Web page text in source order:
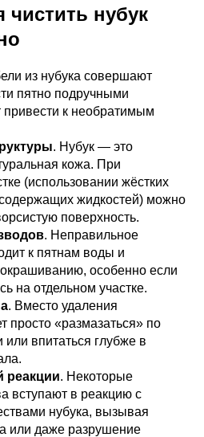
чистить нубук
из нубука совершают
пятно подручными
к необратимым
. Нубук — это
кожа. При
(использовании жёстких
жидкостей) можно
поверхность.
. Неправильное
к пятнам воды и
особенно если
на отдельном участке.
. Вместо удаления
просто «размазаться» по
впитаться глубже в
реакции. Некоторые
вступают в реакцию с
нубука, вызывая
или даже разрушение